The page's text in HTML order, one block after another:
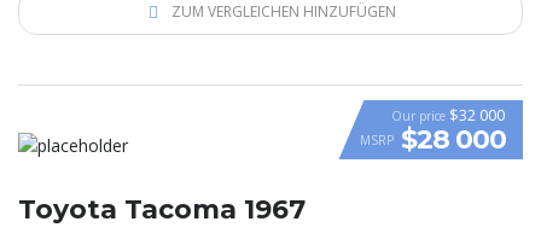
ZUM VERGLEICHEN HINZUFÜGEN
Our price $32 000
MSRP $28 000
Toyota Tacoma 1967